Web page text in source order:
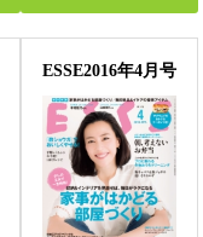
ESSE2016年4月号